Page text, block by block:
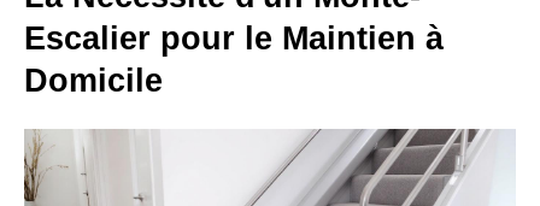
Escalier pour le Maintien à
Domicile